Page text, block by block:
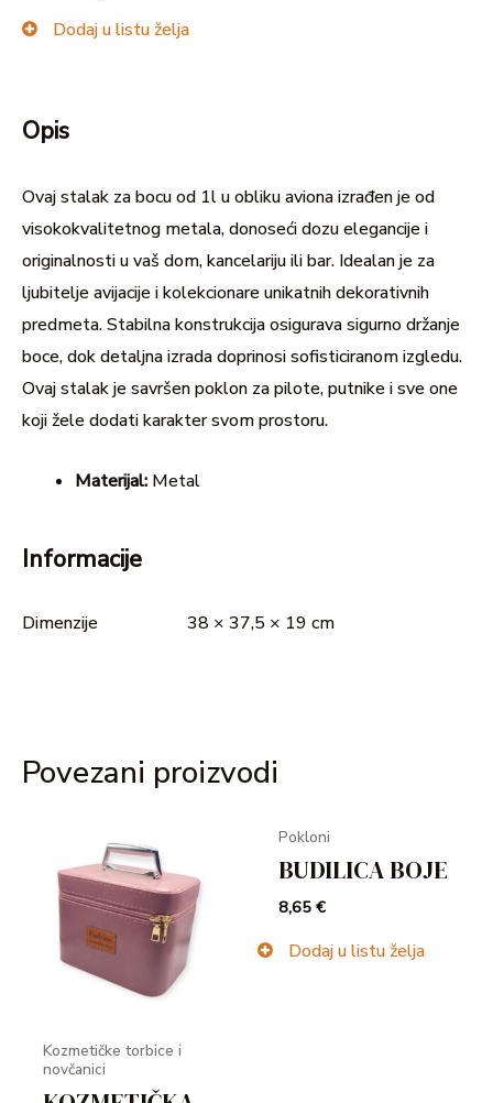
Dodaj u listu želja
Opis
Ovaj stalak za bocu od 1l u obliku aviona izrađen je od
visokokvalitetnog metala, donoseći dozu elegancije i
originalnosti u vaš dom, kancelariju ili bar. Idealan je za
ljubitelje avijacije i kolekcionare unikatnih dekorativnih
predmeta. Stabilna konstrukcija osigurava sigurno držanje
boce, dok detaljna izrada doprinosi sofisticiranom izgledu.
Ovaj stalak je savršen poklon za pilote, putnike i sve one
koji žele dodati karakter svom prostoru.
Materijal: Metal
Informacije
Dimenzije 38 × 37,5 × 19 cm
Povezani proizvodi
Kozmetičke torbice i
novčanici
Pokloni
BUDILICA BOJE
8,65€
Dodaj u listu želja